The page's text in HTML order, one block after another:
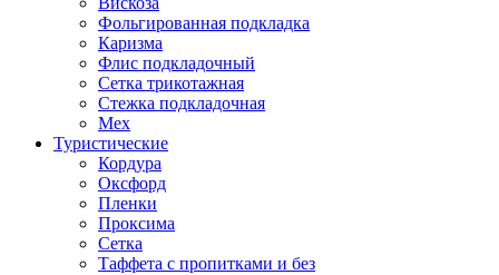
Фольгированная подкладка
Каризма
Флис подкладочный
Сетка трикотажная
Стежка подкладочная
Мех
Туристические
Кордура
Оксфорд
Пленки
Проксима
Сетка
Таффета с пропитками и без